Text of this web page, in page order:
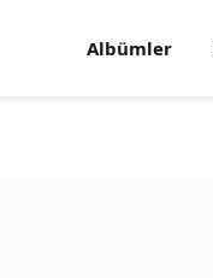
Albümler